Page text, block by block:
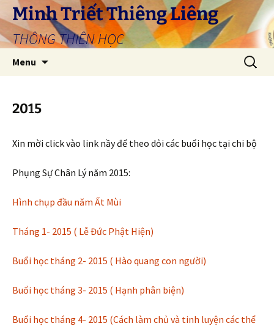
Skip
to
content
Minh Triết Thiêng Liêng
THÔNG THIÊN HỌC
Menu
Search
for:
2015
Xin mời click vào link nầy để theo dỏi các buổi học tại chi bộ
Phụng Sự Chân Lý năm 2015:
Hình chụp đầu năm Ất Mùi
Tháng 1- 2015 ( Lễ Đức Phật Hiện)
Buổi học tháng 2- 2015 ( Hào quang con người)
Buổi học tháng 3- 2015 ( Hạnh phân biện)
Buổi học tháng 4- 2015 (Cách làm chủ và tinh luyện các thể